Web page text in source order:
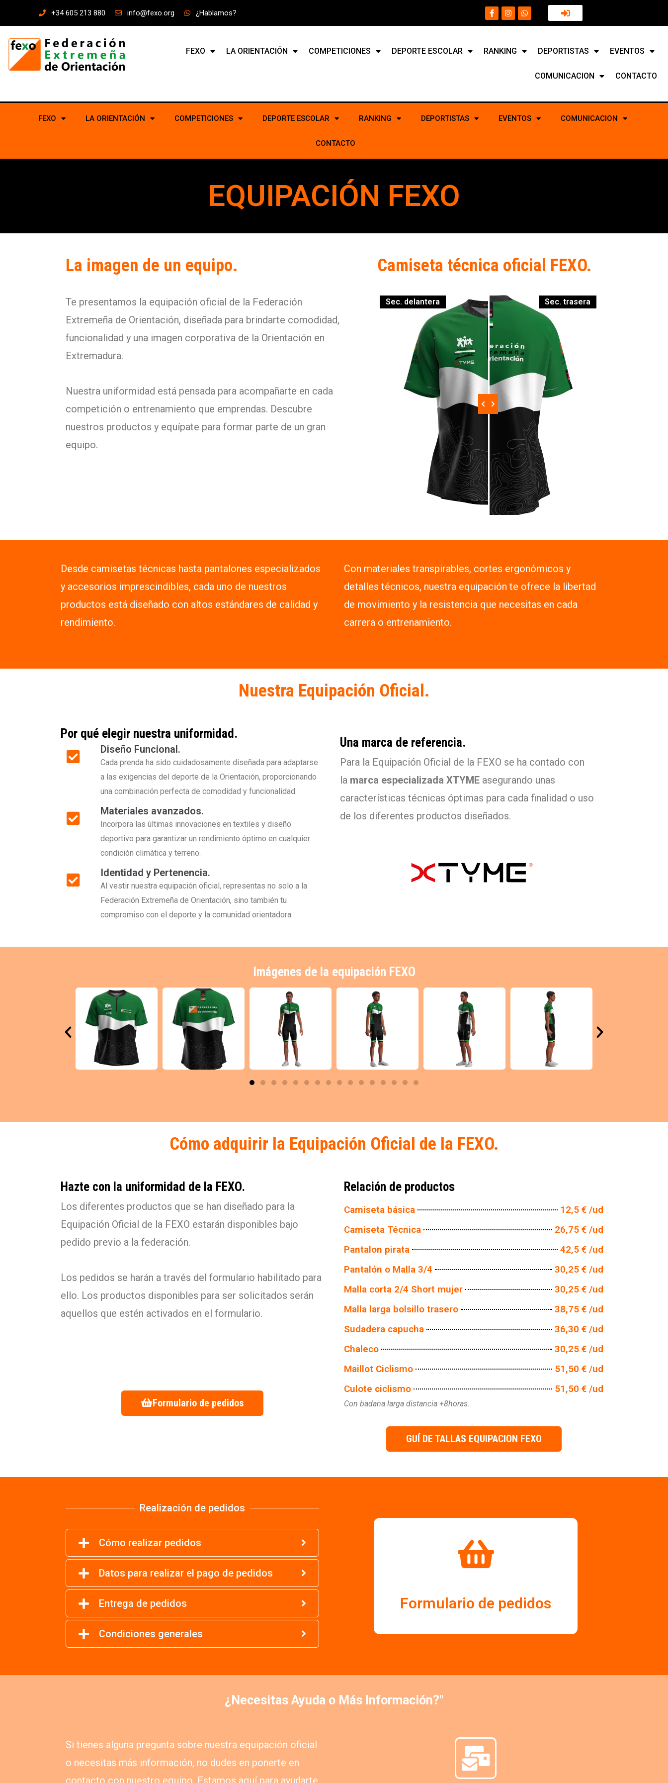
+34 605 213 880 info@fexo.org ¿Hablamos?
FEXO LA ORIENTACIÓN COMPETICIONES DEPORTE ESCOLAR RANKING DEPORTISTAS EVENTOS
COMUNICACION CONTACTO
FEXO LA ORIENTACIÓN COMPETICIONES DEPORTE ESCOLAR RANKING DEPORTISTAS EVENTOS COMUNICACION
CONTACTO
EQUIPACIÓN FEXO
La imagen de un equipo.
Te presentamos la equipación oficial de la Federación
Extremeña de Orientación, diseñada para brindarte comodidad,
funcionalidad y una imagen corporativa de la Orientación en
Extremadura.
Nuestra uniformidad está pensada para acompañarte en cada
competición o entrenamiento que emprendas. Descubre
nuestros productos y equípate para formar parte de un gran
equipo.
Camiseta técnica oficial FEXO.
Sec. delantera Sec. trasera
Desde camisetas técnicas hasta pantalones especializados
y accesorios imprescindibles, cada uno de nuestros
productos está diseñado con altos estándares de calidad y
rendimiento.
Con materiales transpirables, cortes ergonómicos y
detalles técnicos, nuestra equipación te ofrece la libertad
de movimiento y la resistencia que necesitas en cada
carrera o entrenamiento.
Nuestra Equipación Oficial.
Por qué elegir nuestra uniformidad.
Diseño Funcional.
Cada prenda ha sido cuidadosamente diseñada para adaptarse
a las exigencias del deporte de la Orientación, proporcionando
una combinación perfecta de comodidad y funcionalidad.
Materiales avanzados.
Incorpora las últimas innovaciones en textiles y diseño
deportivo para garantizar un rendimiento óptimo en cualquier
condición climática y terreno.
Identidad y Pertenencia.
Al vestir nuestra equipación oficial, representas no solo a la
Federación Extremeña de Orientación, sino también tu
compromiso con el deporte y la comunidad orientadora.
Una marca de referencia.
Para la Equipación Oficial de la FEXO se ha contado con
la marca especializada XTYME asegurando unas
características técnicas óptimas para cada finalidad o uso
de los diferentes productos diseñados.
Imágenes de la equipación FEXO
Cómo adquirir la Equipación Oficial de la FEXO.
Hazte con la uniformidad de la FEXO.
Los diferentes productos que se han diseñado para la
Equipación Oficial de la FEXO estarán disponibles bajo
pedido previo a la federación.
Los pedidos se harán a través del formulario habilitado para
ello. Los productos disponibles para ser solicitados serán
aquellos que estén activados en el formulario.
Formulario de pedidos
Relación de productos
Camiseta básica
12,5 € /ud
Camiseta Técnica
26,75 € /ud
Pantalon pirata
42,5 € /ud
Pantalón o Malla 3/4
30,25 € /ud
Malla corta 2/4 Short mujer
30,25 € /ud
Malla larga bolsillo trasero
38,75 € /ud
Sudadera capucha
36,30 € /ud
Chaleco
30,25 € /ud
Maillot Ciclismo
51,50 € /ud
Culote ciclismo
51,50 € /ud
Con badana larga distancia +8horas.
GUÍ DE TALLAS EQUIPACION FEXO
Realización de pedidos
Cómo realizar pedidos
Datos para realizar el pago de pedidos
Entrega de pedidos
Condiciones generales
Formulario de pedidos
¿Necesitas Ayuda o Más Información?"
Si tienes alguna pregunta sobre nuestra equipación oficial
o necesitas más información, no dudes en ponerte en